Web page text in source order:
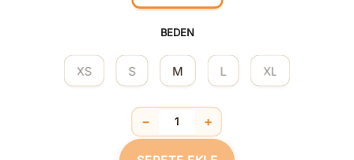
BEDEN
XS S M L XL
Pamuklu Dantel Detaylı Günlük
− +